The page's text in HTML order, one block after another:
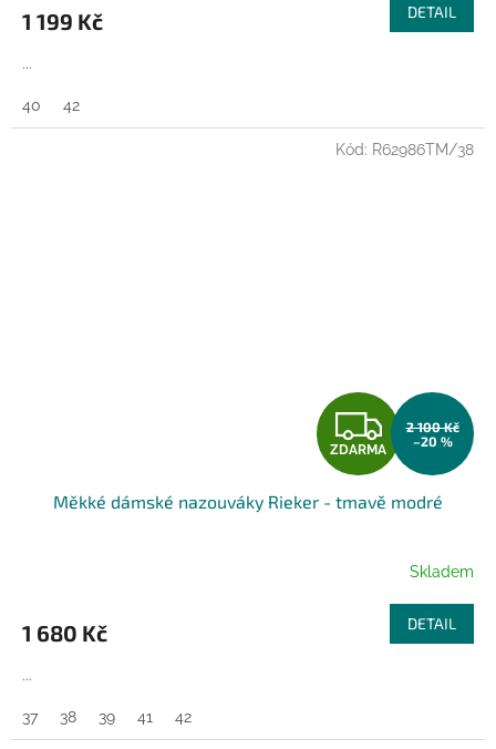
1 199 Kč DETAIL
...
40 42
Z
D
A
R
M
A
ZDARMA
2 100 Kč
–20 %
Měkké dámské nazouváky Rieker - tmavě modré
Skladem
1 680 Kč DETAIL
...
37 38 39 41 42
Kód: R62986TM/38